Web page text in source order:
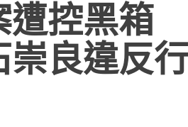
遭控黑箱
崇良違反